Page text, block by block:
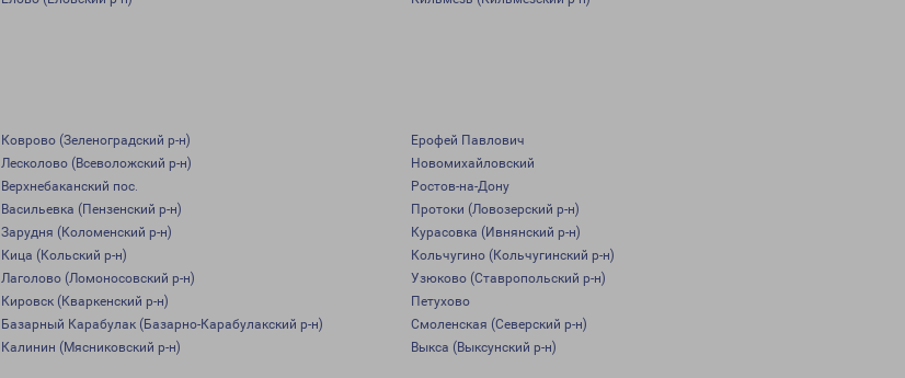
Коврово (Зеленоградский р-н)
Ерофей Павлович
Лесколово (Всеволожский р-н)
Новомихайловский
Верхнебаканский пос.
Ростов-на-Дону
Васильевка (Пензенский р-н)
Протоки (Ловозерский р-н)
Зарудня (Коломенский р-н)
Курасовка (Ивнянский р-н)
Кица (Кольский р-н)
Кольчугино (Кольчугинский р-н)
Лаголово (Ломоносовский р-н)
Узюково (Ставропольский р-н)
Кировск (Кваркенский р-н)
Петухово
Базарный Карабулак (Базарно-Карабулакский р-н)
Смоленская (Северский р-н)
Калинин (Мясниковский р-н) Выкса (Выксунский р-н)